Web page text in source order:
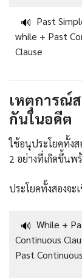
🔊 Past
while + Past
Clause
เหตุการณ์
กันในอดีต
ใช้อนุประโยคทั้ง
2 อย่างที่เกิดขึ้นพ
ประโยคทั้งสองจ
🔊 While +
Continuous
Past